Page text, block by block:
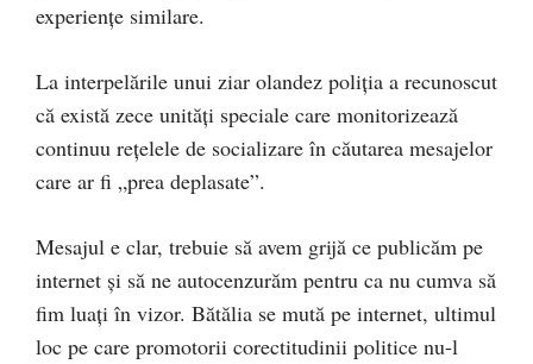
experiențe similare.
La interpelările unui ziar olandez poliția a recunoscut
că există zece unități speciale care monitorizează
continuu rețelele de socializare în căutarea mesajelor
care ar fi „prea deplasate”.
Mesajul e clar, trebuie să avem grijă ce publicăm pe
internet și să ne autocenzurăm pentru ca nu cumva să
fim luați în vizor. Bătălia se mută pe internet, ultimul
loc pe care promotorii corectitudinii politice nu-l